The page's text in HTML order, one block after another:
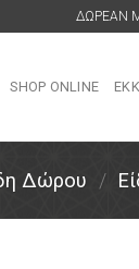
ΔΩΡΕΑΝ
SHOP ONLINE
Δώρου /